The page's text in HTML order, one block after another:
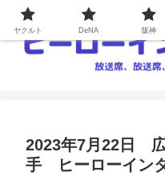
2023年7月22日
手 ヒーローイン
ヤクルト DeNA 阪神